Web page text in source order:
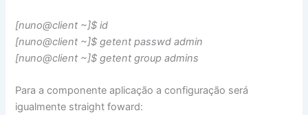
[nuno@client ~]$ id
[nuno@client ~]$ getent passwd admin
[nuno@client ~]$ getent group admins
Para a componente aplicação a configuração será
igualmente straight foward: